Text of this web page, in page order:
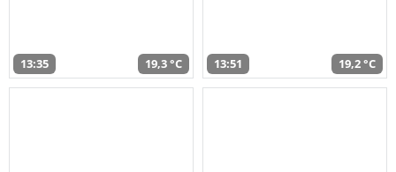
13:35 19,3 °C 13:51 19,2 °C